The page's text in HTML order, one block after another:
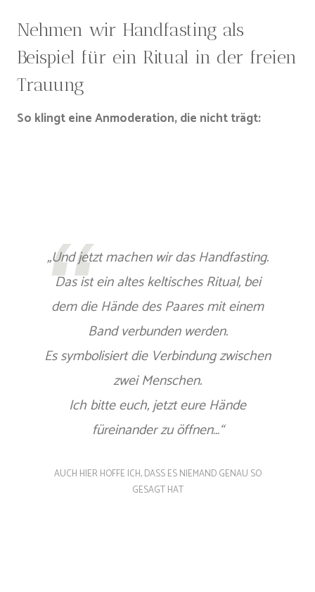
Nehmen wir Handfasting als
Beispiel für ein Ritual in der freien
Trauung
So klingt eine Anmoderation, die nicht trägt:
„Und jetzt machen wir das Handfasting.
Das ist ein altes keltisches Ritual, bei
dem die Hände des Paares mit einem
Band verbunden werden.
Es symbolisiert die Verbindung zwischen
zwei Menschen.
Ich bitte euch, jetzt eure Hände
füreinander zu öffnen…“
AUCH HIER HOFFE ICH, DASS ES NIEMAND GENAU SO
GESAGT HAT